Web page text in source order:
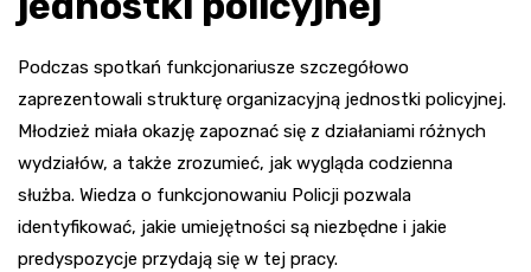
Podczas spotkań funkcjonariusze szczegółowo
zaprezentowali strukturę organizacyjną jednostki policyjnej.
Młodzież miała okazję zapoznać się z działaniami różnych
wydziałów, a także zrozumieć, jak wygląda codzienna
służba. Wiedza o funkcjonowaniu Policji pozwala
identyfikować, jakie umiejętności są niezbędne i jakie
predyspozycje przydają się w tej pracy.